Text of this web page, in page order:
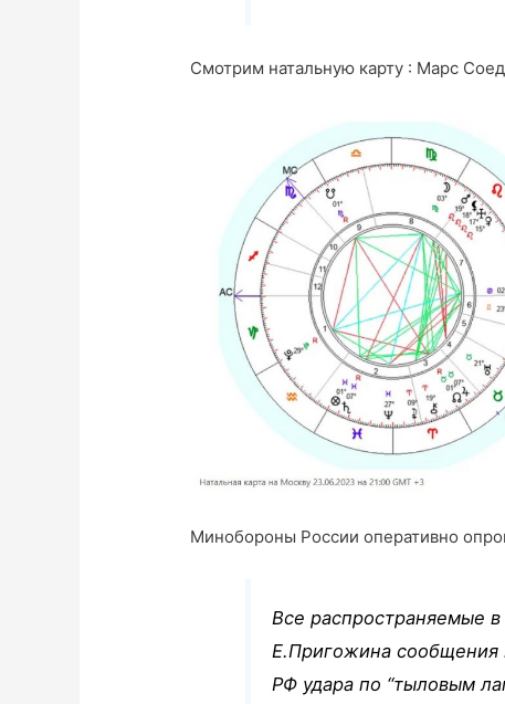
Смотрим натальную карту : Марс
Минобороны России оперативно
Все распространяемые
Е.Пригожина сообщения
РФ удара по “тыловым